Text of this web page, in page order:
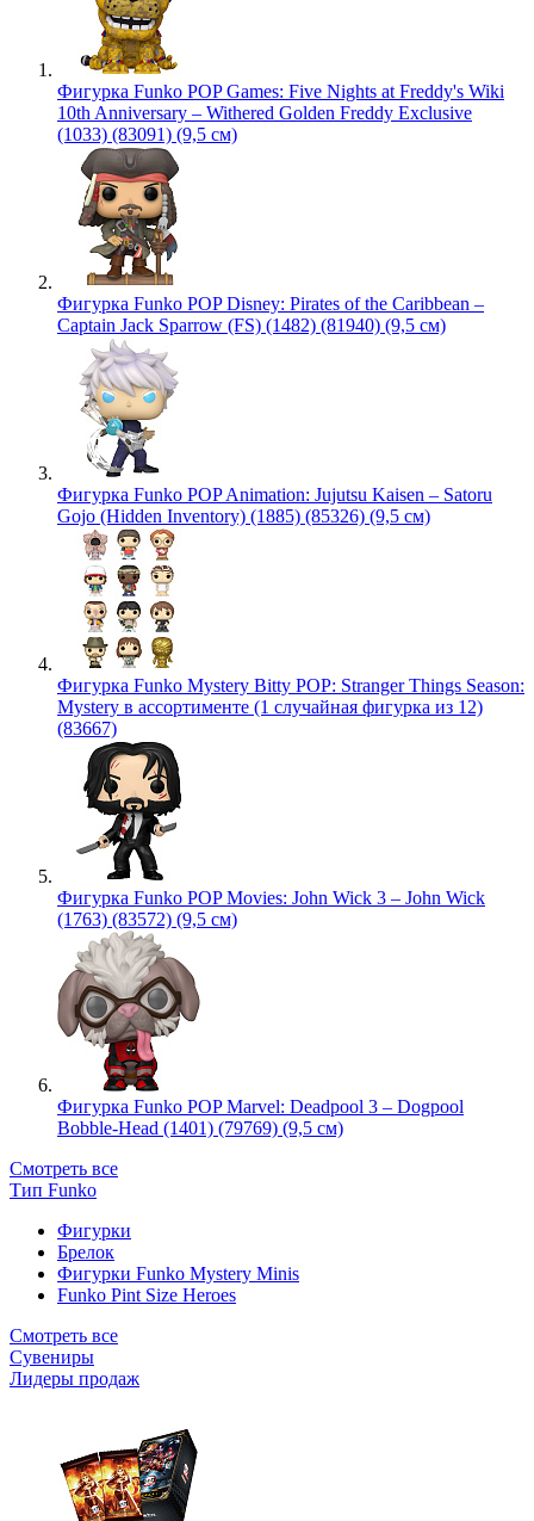
Фигурка Funko POP Games: Five Nights at Freddy's Wiki
10th Anniversary – Withered Golden Freddy Exclusive
(1033) (83091) (9,5 см)
Фигурка Funko POP Disney: Pirates of the Caribbean –
Captain Jack Sparrow (FS) (1482) (81940) (9,5 см)
Фигурка Funko POP Animation: Jujutsu Kaisen – Satoru
Gojo (Hidden Inventory) (1885) (85326) (9,5 см)
Фигурка Funko Mystery Bitty POP: Stranger Things Season:
Mystery в ассортименте (1 случайная фигурка из 12)
(83667)
Фигурка Funko POP Movies: John Wick 3 – John Wick
(1763) (83572) (9,5 см)
Фигурка Funko POP Marvel: Deadpool 3 – Dogpool
Bobble-Head (1401) (79769) (9,5 см)
Смотреть все
Тип Funko
Фигурки
Брелок
Фигурки Funko Mystery Minis
Funko Pint Size Heroes
Смотреть все
Сувениры
Лидеры продаж